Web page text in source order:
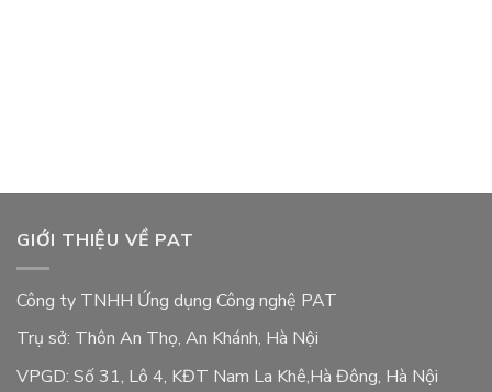
GIỚI THIỆU VỀ PAT
Công ty TNHH Ứng dụng Công nghệ PAT
Trụ sở: Thôn An Thọ, An Khánh, Hà Nội
VPGD: Số 31, Lô 4, KĐT Nam La Khê,Hà Đông, Hà Nội